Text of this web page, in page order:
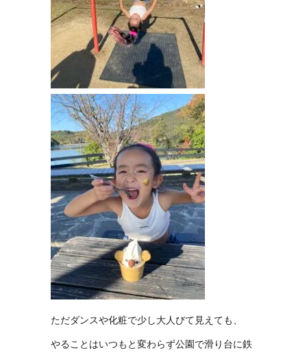
ただダンスや化粧で少し大人びて見えても、
やることはいつもと変わらず公園で滑り台に鉄